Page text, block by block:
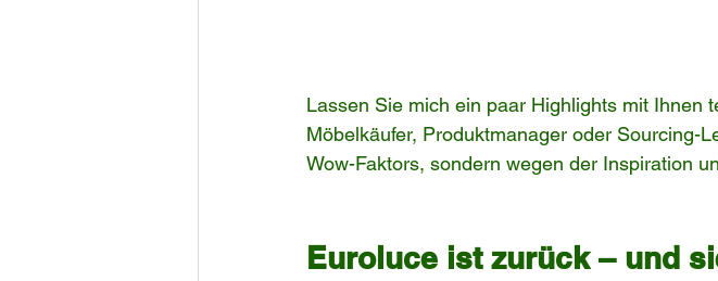
Lassen Sie mich ein paar Highlights mit Ihnen
Möbelkäufer, Produktmanager oder Sourcing-
Wow-Faktors, sondern wegen der Inspiration
Euroluce ist zurück – und